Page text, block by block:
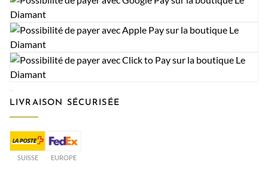
LIVRAISON SÉCURISÉE
SUISSE EUROPE